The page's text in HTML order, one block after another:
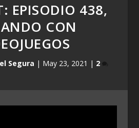
EPISODIO 438,
CON
Segura | May 23, 2021 | 2